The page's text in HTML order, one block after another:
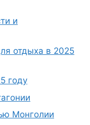
и
отдыха в 2025
году
Монголии